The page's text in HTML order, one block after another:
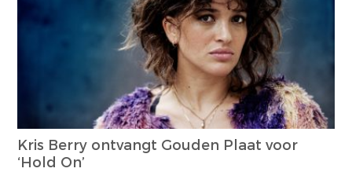
Kris Berry ontvangt Gouden Plaat voor
‘Hold On’